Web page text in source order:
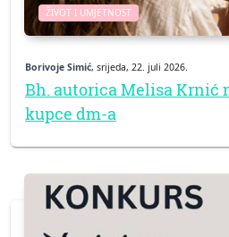
ŽIVOT I UMJETNOST
Borivoje Simić, srijeda, 22. juli 2026.
Bh. autorica Melisa Krnić
kupce dm-a